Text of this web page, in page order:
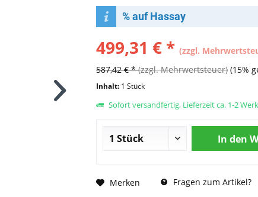
% auf Hassay
499,31 € *(zzgl.
587,42 € *(zzgl. Mehrwertsteuer) (15%
Inhalt: 1 Stück
Sofort versandfertig, Lieferzeit ca. 1-2
In den
Merken Fragen zum Artikel?